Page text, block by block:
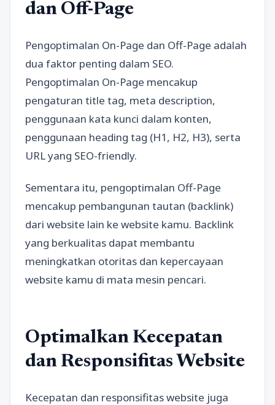
dan Off-Page
Pengoptimalan On-Page dan Off-Page adalah
dua faktor penting dalam SEO.
Pengoptimalan On-Page mencakup
pengaturan title tag, meta description,
penggunaan kata kunci dalam konten,
penggunaan heading tag (H1, H2, H3), serta
URL yang SEO-friendly.
Sementara itu, pengoptimalan Off-Page
mencakup pembangunan tautan (backlink)
dari website lain ke website kamu. Backlink
yang berkualitas dapat membantu
meningkatkan otoritas dan kepercayaan
website kamu di mata mesin pencari.
Optimalkan Kecepatan
dan Responsifitas Website
Kecepatan dan responsifitas website juga